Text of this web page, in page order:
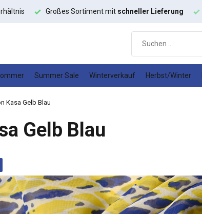
Großes Sortiment mit schneller Lieferung
Summer Sale Winterverkauf Herbst/Winter
Kasa Gelb Blau
Gelb Blau